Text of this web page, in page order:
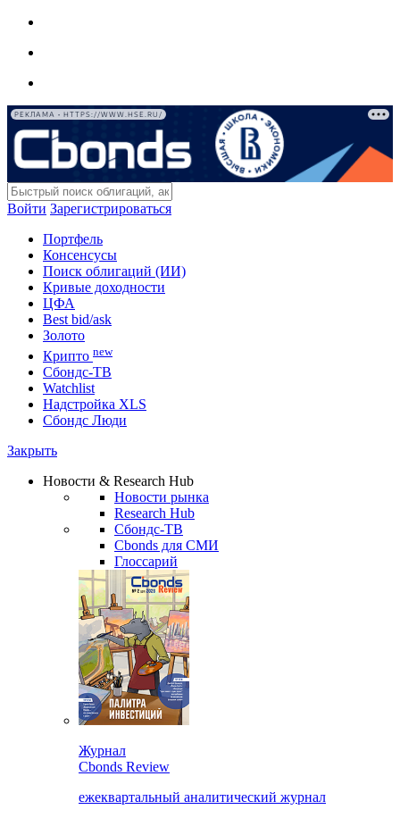
РЕКЛАМА • HTTPS://WWW.HSE.RU/
Войти Зарегистрироваться
Портфель
Консенсусы
Поиск облигаций (ИИ)
Кривые доходности
ЦФА
Best bid/ask
Золото
Крипто new
Сбондс-ТВ
Watchlist
Надстройка XLS
Сбондс Люди
Закрыть
Новости & Research Hub
Новости рынка
Research Hub
Сбондс-ТВ
Cbonds для СМИ
Глоссарий
Журнал
Cbonds Review
ежеквартальный аналитический журнал